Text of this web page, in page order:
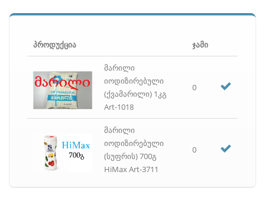
პროდუქცია ჯამი
მარილი
იოდიზირებული
(ქვამარილი) 1კგ
Art-1018
0
მარილი
იოდიზირებული
(სუფრის) 700გ
HiMax Art-3711
0